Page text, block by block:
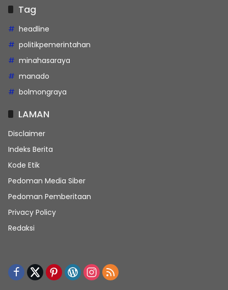
Tag
headline
politikpemerintahan
minahasaraya
manado
bolmongraya
LAMAN
Disclaimer
Indeks Berita
Kode Etik
Pedoman Media Siber
Pedoman Pemberitaan
Privacy Policy
Redaksi